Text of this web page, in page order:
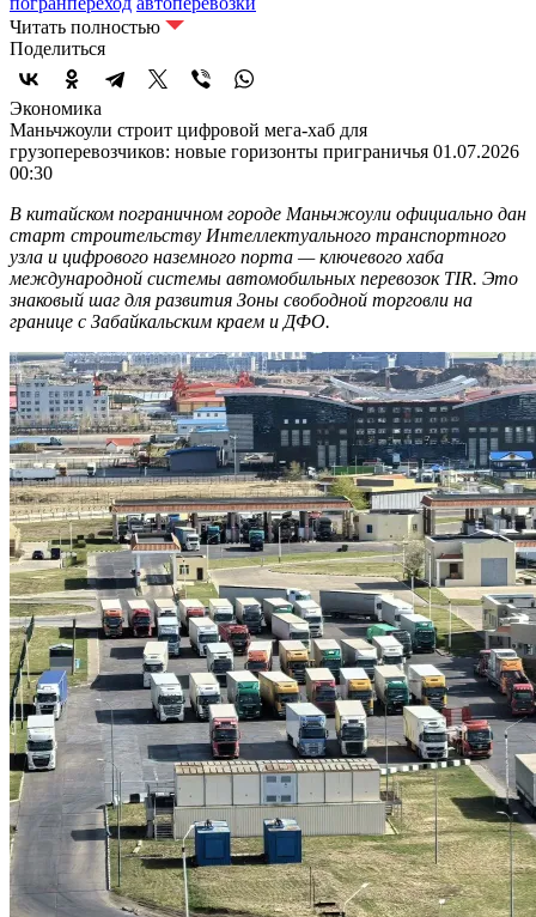
Читать полностью
Поделиться
Экономика
Маньчжоули строит цифровой мега-хаб для
грузоперевозчиков: новые горизонты приграничья 01.07.2026
00:30
В китайском пограничном городе Маньчжоули официально дан
старт строительству Интеллектуального транспортного
узла и цифрового наземного порта — ключевого хаба
международной системы автомобильных перевозок TIR. Это
знаковый шаг для развития Зоны свободной торговли на
границе с Забайкальским краем и ДФО.